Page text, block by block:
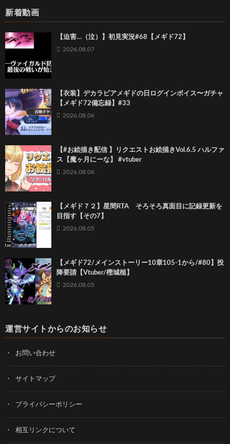
新着動画
【迫害…（泣）】初見実況#68【メギド72】
2026.08.07
【衣装】デカラビアメギドの日ログインボイス〜ガチャ
【メギド72備忘録】#33
2026.08.06
【#お絵描き配信 】リクエストお絵描きVol.6.5 ハルファ
ス【魔ヶ月にーな】 #vtuber
2026.08.06
【メギド７２】星間RTA そろそろ真面目に記録更新を
目指す【その7】
2026.08.05
【メギド72/メインストーリー10章105-1から/#80】投
降要請【Vtuber/樫城槌】
2026.08.05
運営サイトからのお知らせ
お問い合わせ
サイトマップ
プライバシーポリシー
相互リンクについて